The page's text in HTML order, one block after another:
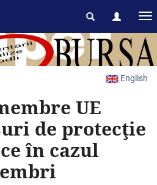
English
UE
de protecţie
în cazul